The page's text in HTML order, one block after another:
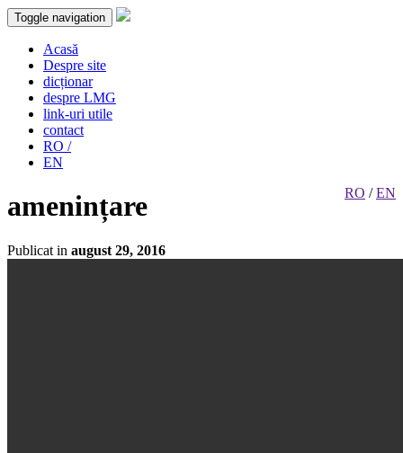
Toggle navigation
Acasă
Despre site
dicționar
despre LMG
link-uri utile
contact
RO /
EN
RO /EN
amenințare
Publicat in august 29, 2016